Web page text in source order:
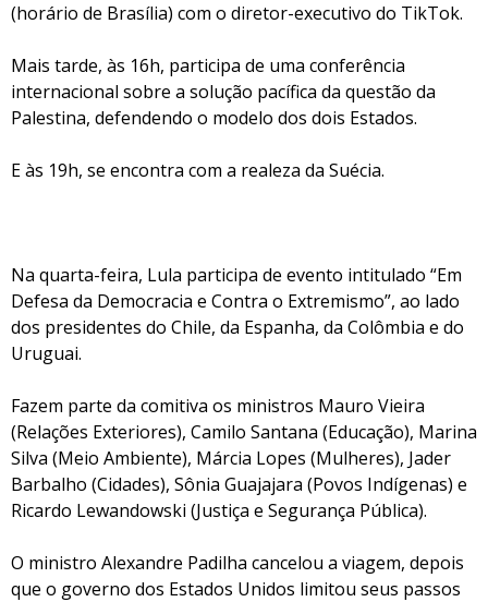
(horário de Brasília) com o diretor-executivo do TikTok.
Mais tarde, às 16h, participa de uma conferência
internacional sobre a solução pacífica da questão da
Palestina, defendendo o modelo dos dois Estados.
E às 19h, se encontra com a realeza da Suécia.
Na quarta-feira, Lula participa de evento intitulado “Em
Defesa da Democracia e Contra o Extremismo”, ao lado
dos presidentes do Chile, da Espanha, da Colômbia e do
Uruguai.
Fazem parte da comitiva os ministros Mauro Vieira
(Relações Exteriores), Camilo Santana (Educação), Marina
Silva (Meio Ambiente), Márcia Lopes (Mulheres), Jader
Barbalho (Cidades), Sônia Guajajara (Povos Indígenas) e
Ricardo Lewandowski (Justiça e Segurança Pública).
O ministro Alexandre Padilha cancelou a viagem, depois
que o governo dos Estados Unidos limitou seus passos